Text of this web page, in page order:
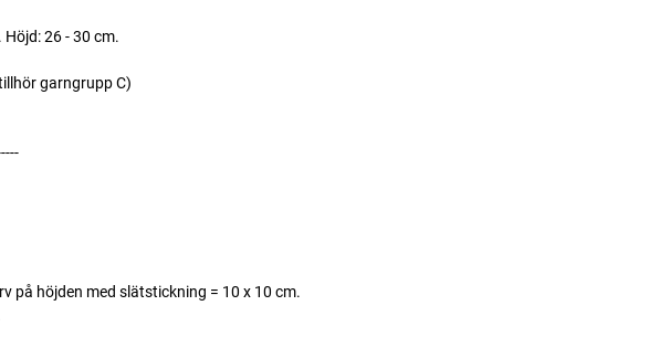
26 - 30 cm.
garngrupp C)
på höjden med slätstickning = 10 x 10 cm.